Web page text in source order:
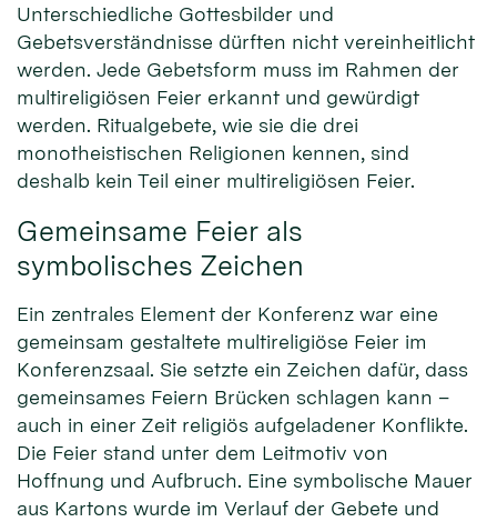
Unterschiedliche Gottesbilder und
Gebetsverständnisse dürften nicht vereinheitlicht
werden. Jede Gebetsform muss im Rahmen der
multireligiösen Feier erkannt und gewürdigt
werden. Ritualgebete, wie sie die drei
monotheistischen Religionen kennen, sind
deshalb kein Teil einer multireligiösen Feier.
Gemeinsame Feier als
symbolisches Zeichen
Ein zentrales Element der Konferenz war eine
gemeinsam gestaltete multireligiöse Feier im
Konferenzsaal. Sie setzte ein Zeichen dafür, dass
gemeinsames Feiern Brücken schlagen kann –
auch in einer Zeit religiös aufgeladener Konflikte.
Die Feier stand unter dem Leitmotiv von
Hoffnung und Aufbruch. Eine symbolische Mauer
aus Kartons wurde im Verlauf der Gebete und